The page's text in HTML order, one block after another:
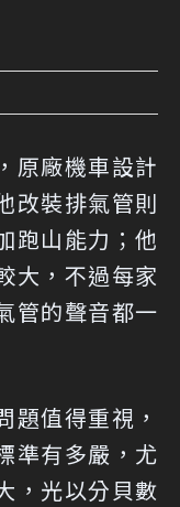
原廠機車設計
改裝排氣管則
跑山能力；他
大，不過每家
管的聲音都一
題值得重視，
準有多嚴，尤
，光以分貝數